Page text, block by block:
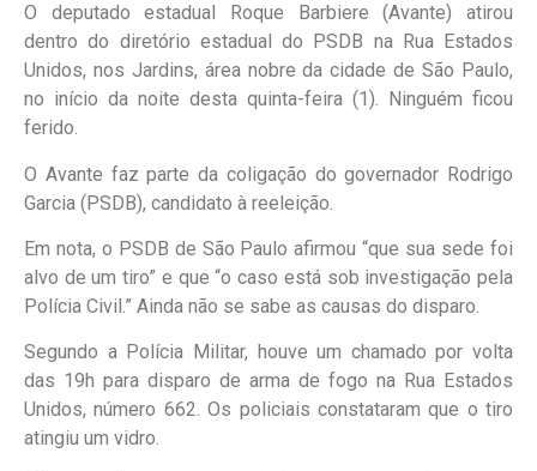
O deputado estadual Roque Barbiere (Avante) atirou
dentro do diretório estadual do PSDB na Rua Estados
Unidos, nos Jardins, área nobre da cidade de São Paulo,
no início da noite desta quinta-feira (1). Ninguém ficou
ferido.
O Avante faz parte da coligação do governador Rodrigo
Garcia (PSDB), candidato à reeleição.
Em nota, o PSDB de São Paulo afirmou “que sua sede foi
alvo de um tiro” e que “o caso está sob investigação pela
Polícia Civil.” Ainda não se sabe as causas do disparo.
Segundo a Polícia Militar, houve um chamado por volta
das 19h para disparo de arma de fogo na Rua Estados
Unidos, número 662. Os policiais constataram que o tiro
atingiu um vidro.